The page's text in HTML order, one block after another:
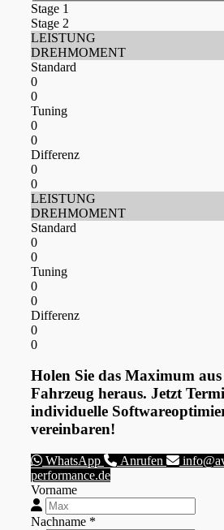
Stage 1
Stage 2
LEISTUNG
DREHMOMENT
Standard
0
0
Tuning
0
0
Differenz
0
0
LEISTUNG
DREHMOMENT
Standard
0
0
Tuning
0
0
Differenz
0
0
Holen Sie das Maximum
Fahrzeug heraus. Jetzt
individuelle
vereinbaren!
WhatsApp Anrufen
performance.de
Vorname
Nachname *